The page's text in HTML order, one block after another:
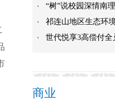
“树”说校园深情南
祁连山地区生态环
世代悦享3高偿付
商业